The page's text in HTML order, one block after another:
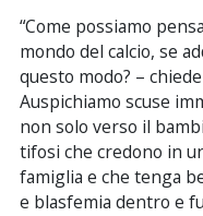
“Come possiamo
mondo del calcio, se
questo modo? –
Auspichiamo scuse
non solo verso il
tifosi che credono in
famiglia e che tenga
e blasfemia dentro e